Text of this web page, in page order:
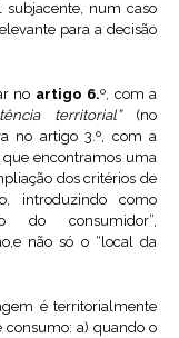
num caso
para a decisão
no artigo 6.º, com a
territorial”(no
no artigo 3.º, com a
que encontramos uma
dos critérios de
introduzindo como
do consumidor”,
não só o “local da
é territorialmente
a) quando o